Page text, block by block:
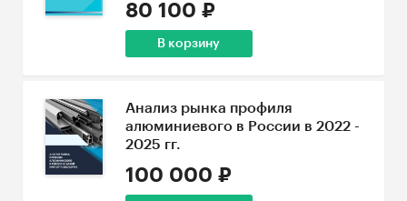
80 100 ₽
В корзину
Анализ рынка профиля
алюминиевого в России в 2022 -
2025 гг.
100 000 ₽